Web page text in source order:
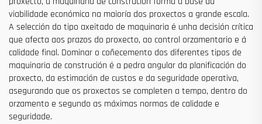
viabilidade económica na maioría dos proxectos a grande escala.
A selección do tipo axeitado de maquinaria é unha decisión crítica
que afecta aos prazos do proxecto, ao control orzamentario e á
calidade final. Dominar o coñecemento dos diferentes tipos de
maquinaria de construción é a pedra angular da planificación do
proxecto, da estimación de custos e da seguridade operativa,
asegurando que os proxectos se completen a tempo, dentro do
orzamento e segundo as máximas normas de calidade e
seguridade.